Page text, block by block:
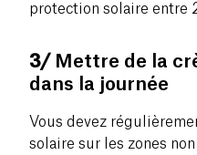
protection solaire entre
3/ Mettre de la
dans la journée
Vous devez
solaire sur les zones